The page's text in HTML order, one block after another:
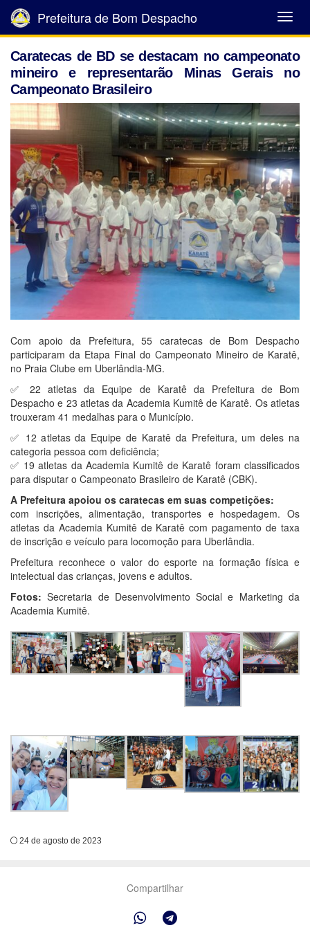
Abrir
Menu
Prefeitura de Bom Despacho
Caratecas de BD se destacam no campeonato
mineiro e representarão Minas Gerais no
Campeonato Brasileiro
Com apoio da Prefeitura, 55 caratecas de Bom Despacho
participaram da Etapa Final do Campeonato Mineiro de Karatê,
no Praia Clube em Uberlândia-MG.
✅ 22 atletas da Equipe de Karatê da Prefeitura de Bom
Despacho e 23 atletas da Academia Kumitê de Karatê. Os atletas
trouxeram 41 medalhas para o Município.
✅ 12 atletas da Equipe de Karatê da Prefeitura, um deles na
categoria pessoa com deficiência;
✅ 19 atletas da Academia Kumitê de Karatê foram classificados
para disputar o Campeonato Brasileiro de Karatê (CBK).
A Prefeitura apoiou os caratecas em suas competições:
com inscrições, alimentação, transportes e hospedagem. Os
atletas da Academia Kumitê de Karatê com pagamento de taxa
de inscrição e veículo para locomoção para Uberlândia.
Prefeitura reconhece o valor do esporte na formação física e
intelectual das crianças, jovens e adultos.
Fotos: Secretaria de Desenvolvimento Social e Marketing da
Academia Kumitê.
24 de agosto de 2023
Compartilhar